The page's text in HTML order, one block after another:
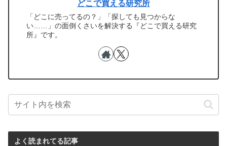
どこで買える研究所
「どこに売ってるの？」「探しても見つからな
い……」の面倒くさいを解決する『どこで買える研究
所』です。
よく読まれてる記事